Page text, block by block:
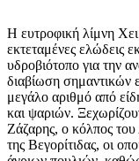
Η ευτροφική λίμνη
εκτεταμένες ελώδεις
υδροβιότοπο για την
διαβίωση σημαντικών
μεγάλο αριθμό από
και ψαριών.
Ζάζαρης, ο κόλπος
της Βεγορίτιδας, οι